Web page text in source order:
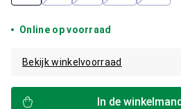
Online op voorraad
Bekijk winkelvoorraad
In de